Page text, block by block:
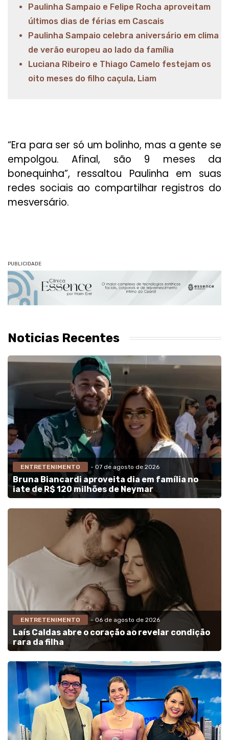
Paulinha Sampaio e Felipe Rocha aproveitam
últimos dias de férias em Cascais
Paulinha Sampaio celebra aniversário em clima
de verão europeu ao lado da família
Luciana Ribeiro e Thiago Camelo festejam os
oito meses do filho caçula, Liam
“Era para ser só um bolinho, mas a gente se
empolgou. Afinal, são 9 meses da
bonequinha”, ressaltou Paulinha em suas
redes sociais ao compartilhar registros do
mesversário.
PUBLICIDADE
Noticias Recentes
ENTRETENIMENTO - 07 de agosto de 2026
Bruna Biancardi aproveita dia em família no
iate de R$ 120 milhões de Neymar
ENTRETENIMENTO - 06 de agosto de 2026
Laís Caldas abre o coração ao revelar condição
rara da filha